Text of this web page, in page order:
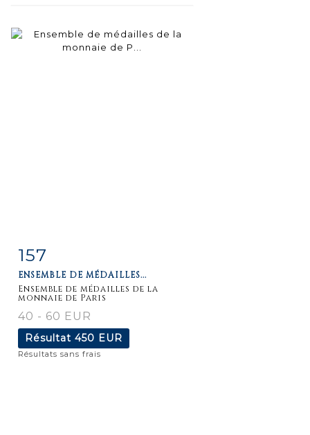
détaillée
157
ENSEMBLE DE MÉDAILLES...
Ensemble de médailles de la
monnaie de Paris
40 - 60 EUR
Résultat 450 EUR
Résultats sans frais